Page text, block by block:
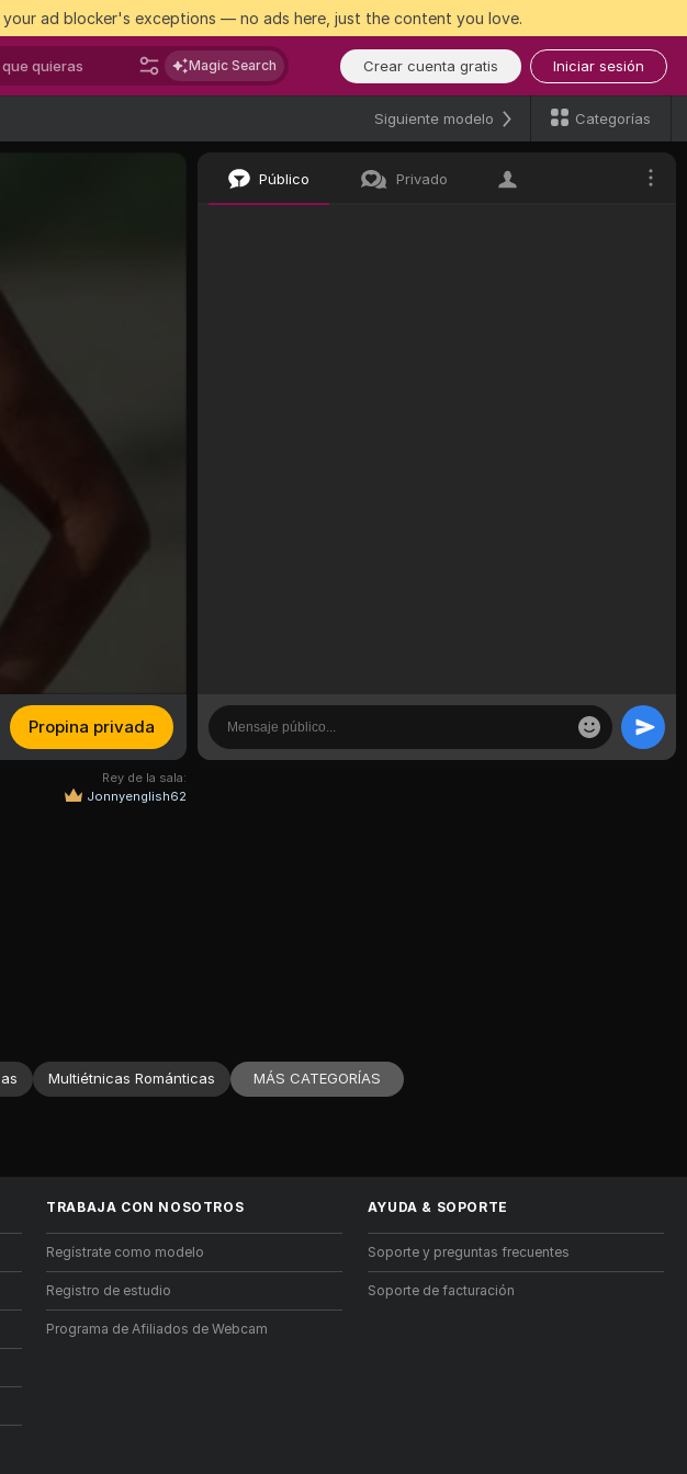
ad blocker's exceptions — no ads here, just the content you love.
Magic Search Crear cuenta gratis Iniciar sesión
Siguiente modelo Categorías
Propina privada
Rey de la sala:
Jonnyenglish62
Público Privado
Multiétnicas Románticas MÁS CATEGORÍAS
TRABAJA CON NOSOTROS
Regístrate como modelo
Registro de estudio
Programa de Afiliados de Webcam
AYUDA & SOPORTE
Soporte y preguntas frecuentes
Soporte de facturación